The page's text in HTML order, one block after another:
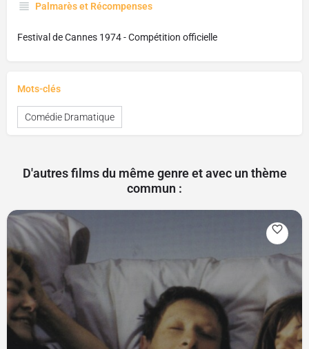
Palmarès et Récompenses
Festival de Cannes 1974 - Compétition officielle
Mots-clés
Comédie Dramatique
D'autres films du même genre et avec un thème
commun :